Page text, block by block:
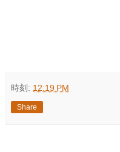
時刻: 12:19 PM
Share